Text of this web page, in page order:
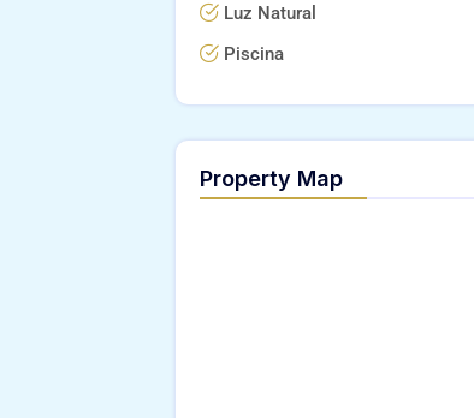
Luz Natural
Piscina
Property Map